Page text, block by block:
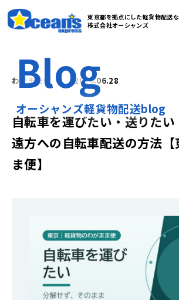
東京都を拠点にした軽貨物配送
株式会社オーシャンズ
Blog
オーシャンズ軽貨物配送blog
わがまま便 2026.06.28
自転車を運びたい・送りた
遠方への自転車配送の方法【
ま便】